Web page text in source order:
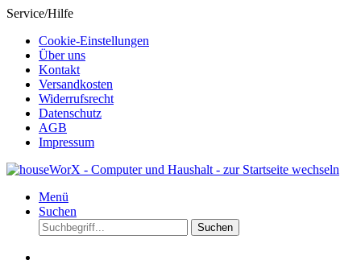
Service/Hilfe
Cookie-Einstellungen
Über uns
Kontakt
Versandkosten
Widerrufsrecht
Datenschutz
AGB
Impressum
Menü
Suchen
Suchen